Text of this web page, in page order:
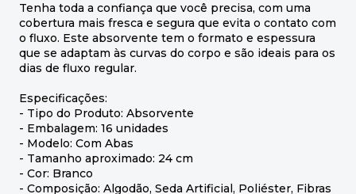
Tenha toda a confiança que você precisa, com uma
cobertura mais fresca e segura que evita o contato com
o fluxo. Este absorvente tem o formato e espessura
que se adaptam às curvas do corpo e são ideais para os
dias de fluxo regular.
Especificações:
- Tipo do Produto: Absorvente
- Embalagem: 16 unidades
- Modelo: Com Abas
- Tamanho aproximado: 24 cm
- Cor: Branco
- Composição: Algodão, Seda Artificial, Poliéster, Fibras